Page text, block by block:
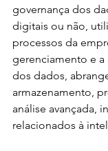
governança dos
digitais ou não,
processos da
gerenciamento e
dos dados,
armazenamento,
análise avançada,
relacionados à